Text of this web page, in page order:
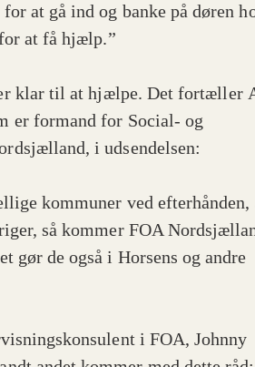
at gå ind og banke på døren
at få hjælp.”
klar til at hjælpe. Det fortæller
er formand for Social- og
i udsendelsen:
kommuner ved efterhånden,
så kommer FOA
gør de også i Horsens og andre
i FOA, Johnny